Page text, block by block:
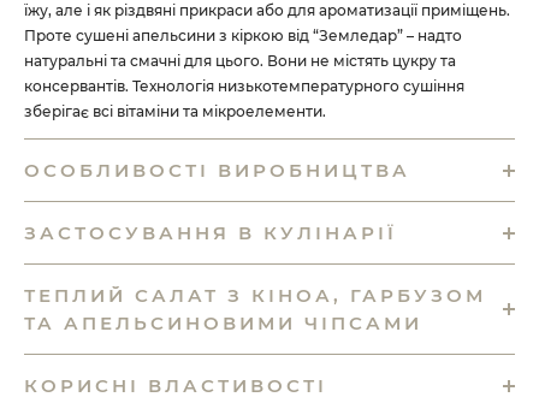
їжу, але і як різдвяні прикраси або для ароматизації приміщень.
Проте сушені апельсини з кіркою від “Земледар” – надто
натуральні та смачні для цього. Вони не містять цукру та
консервантів. Технологія низькотемпературного сушіння
зберігає всі вітаміни та мікроелементи.
ОСОБЛИВОСТІ ВИРОБНИЦТВА
ЗАСТОСУВАННЯ В КУЛІНАРІЇ
ТЕПЛИЙ САЛАТ З КІНОА, ГАРБУЗОМ
ТА АПЕЛЬСИНОВИМИ ЧІПСАМИ
КОРИСНІ ВЛАСТИВОСТІ